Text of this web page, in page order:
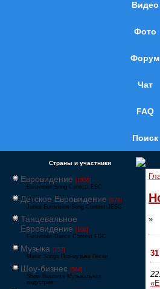
Видео
Фото
Форум
Чат
FAQ
Поиск
Страны и участники
Евровидение [1858]
Eurovision Song Contest ESC
Детское Евровидение [878]
Junior Eurovision Song Contest JESC
Танцевальное
Евровидение [106]
Eurovision Dance Contest EDC
Музыка [257]
Music Songs Поп-музыка Песни
Шоу-бизнес [564]
Show Business Музыкальная
индустрия
»